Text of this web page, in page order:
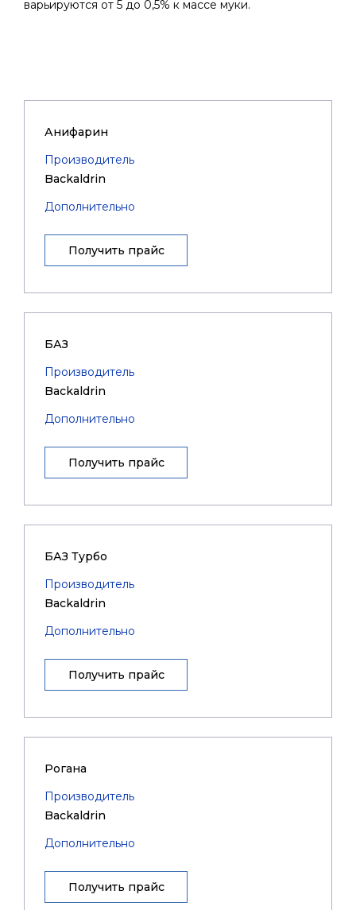
варьируются от 5 до 0,5% к массе муки.
Анифарин
Производитель
Backaldrin
Дополнительно
Получить прайс
БАЗ
Производитель
Backaldrin
Дополнительно
Получить прайс
БАЗ Турбо
Производитель
Backaldrin
Дополнительно
Получить прайс
Рогана
Производитель
Backaldrin
Дополнительно
Получить прайс